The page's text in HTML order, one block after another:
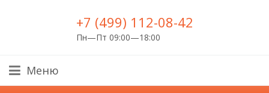
+7 (499) 112-08-42
Пн—Пт 09:00—18:00
Меню